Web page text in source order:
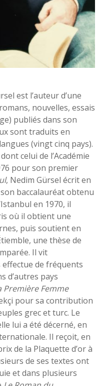
est l’auteur d’une
nouvelles, essais
publiés dans son
sont traduits en
(vingt cinq pays).
celui de l’Académie
pour son premier
, Nedim Gürsel écrit en
baccalauréat obtenu
en 1970, il
où il obtient une
puis soutient en
une thèse de
Il vit
de fréquents
d’autres pays
Première Femme
pour sa contribution
grec et turc. Le
lui a été décerné, en
Il reçoit, en
de la Plaquette d’or à
de ses textes ont
et dans plusieurs